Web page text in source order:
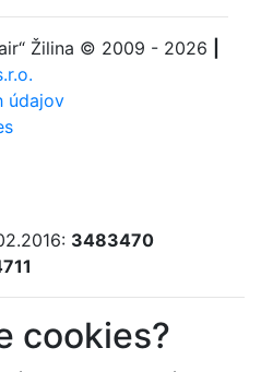
Žilina © 2009 - 2026
údajov
3483470
cookies?